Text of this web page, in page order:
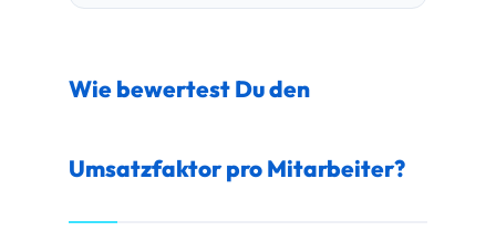
Wie bewertest Du den
Umsatzfaktor pro Mitarbeiter?